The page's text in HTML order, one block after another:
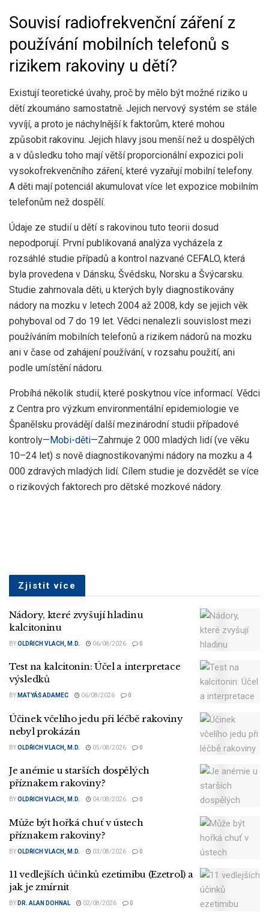
Souvisí radiofrekvenční záření z
používání mobilních telefonů s
rizikem rakoviny u dětí?
Existují teoretické úvahy, proč by mělo být možné riziko u
dětí zkoumáno samostatně. Jejich nervový systém se stále
vyvíjí, a proto je náchylnější k faktorům, které mohou
způsobit rakovinu. Jejich hlavy jsou menší než u dospělých
a v důsledku toho mají větší proporcionální expozici poli
vysokofrekvenčního záření, které vyzařují mobilní telefony.
A děti mají potenciál akumulovat více let expozice mobilním
telefonům než dospělí.
Údaje ze studií u dětí s rakovinou tuto teorii dosud
nepodporují. První publikovaná analýza vycházela z
rozsáhlé studie případů a kontrol nazvané CEFALO, která
byla provedena v Dánsku, Švédsku, Norsku a Švýcarsku.
Studie zahrnovala děti, u kterých byly diagnostikovány
nádory na mozku v letech 2004 až 2008, kdy se jejich věk
pohyboval od 7 do 19 let. Vědci nenalezli souvislost mezi
používáním mobilních telefonů a rizikem nádorů na mozku
ani v čase od zahájení používání, v rozsahu použití, ani
podle umístění nádoru.
Probíhá několik studií, které poskytnou více informací. Vědci
z Centra pro výzkum environmentální epidemiologie ve
Španělsku provádějí další mezinárodní studii případové
kontroly—Mobi-děti—Zahrnuje 2 000 mladých lidí (ve věku
10–24 let) s nově diagnostikovanými nádory na mozku a 4
000 zdravých mladých lidí. Cílem studie je dozvědět se více
o rizikových faktorech pro dětské mozkové nádory.
Zjistit více
Nádory, které zvyšují hladinu
kalcitoninu
BYOLDŘICH VLACH, M.D. 06/08/2026 0
Test na kalcitonin: Účel a interpretace
výsledků
BY MATYÁŠ ADAMEC 06/08/2026 0
Účinek včelího jedu při léčbě rakoviny
nebyl prokázán
BYOLDŘICH VLACH, M.D. 05/08/2026 0
Je anémie u starších dospělých
příznakem rakoviny?
BYOLDŘICH VLACH, M.D. 04/08/2026 0
Může být hořká chuť v ústech
příznakem rakoviny?
BYOLDŘICH VLACH, M.D. 03/08/2026 0
11 vedlejších účinků ezetimibu (Ezetrol) a
jak je zmírnit
BY DR. ALAN DOHNAL 02/08/2026 0